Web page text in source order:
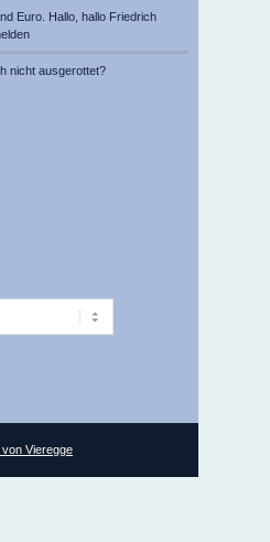
Euro. Hallo, hallo Friedrich
nicht ausgerottet?
von Vieregge